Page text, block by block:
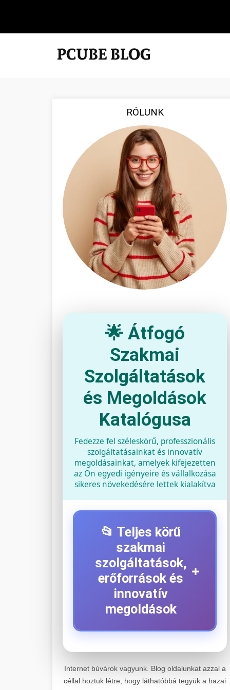
RÓLUNK
🌟 Átfogó
Szakmai
Szolgáltatások
és Megoldások
Katalógusa
Fedezze fel széleskörű, professzionális
szolgáltatásainkat és innovatív
megoldásainkat, amelyek kifejezetten
az Ön egyedi igényeire és vállalkozása
sikeres növekedésére lettek kialakítva
📂 Teljes körű
szakmai
szolgáltatások,
erőforrások és
innovatív
megoldások
+
+
Kiemelkedő szakértelemmel
Internet búvárok vagyunk. Blog oldalunkat azzal a
céllal hoztuk létre, hogy láthatóbbá tegyük a hazai